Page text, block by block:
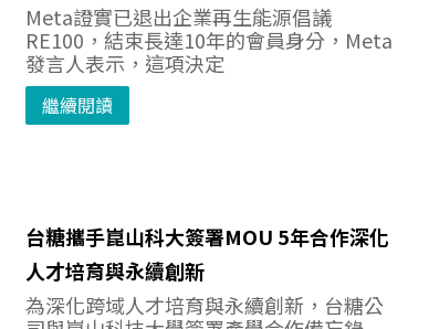
Meta證實已退出企業再生能源倡議
RE100，結束長達10年的會員身分，Meta
發言人表示，這項決定
繼續閱讀
台糖攜手崑山科大簽署MOU 5年合作深化
人才培育與永續創新
為深化跨域人才培育與永續創新，台糖公